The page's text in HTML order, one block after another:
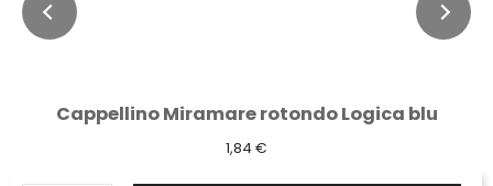
Cappellino Miramare rotondo Logica blu
1,84 €